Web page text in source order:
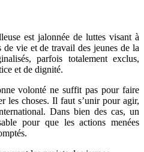
est jalonnée de luttes visant à
vie et de travail des jeunes de la
parfois totalement exclus,
et de dignité.
volonté ne suffit pas pour faire
les choses. Il faut s’unir pour agir,
Dans bien des cas, un
pour que les actions menées